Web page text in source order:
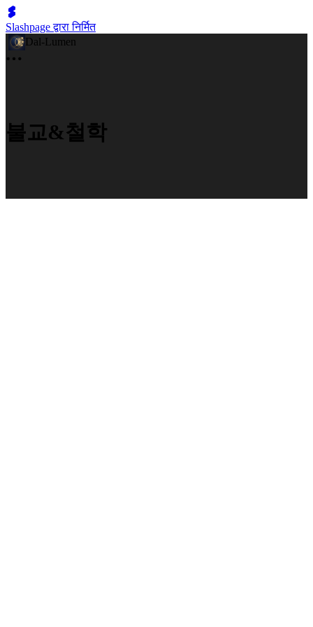
Slashpage द्वारा निर्मित
Dal-Lumen
불교&철학